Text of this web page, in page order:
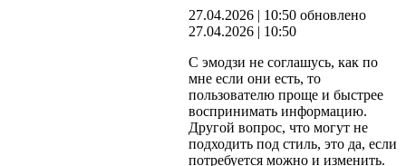
27.04.2026 | 10:50 обновлено
27.04.2026 | 10:50
С эмодзи не соглашусь, как по
мне если они есть, то
пользователю проще и быстрее
воспринимать информацию.
Другой вопрос, что могут не
подходить под стиль, это да, если
потребуется можно и изменить.